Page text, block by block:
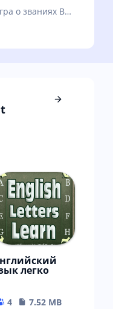
о званиях ВС
легко
4
7.52 MB